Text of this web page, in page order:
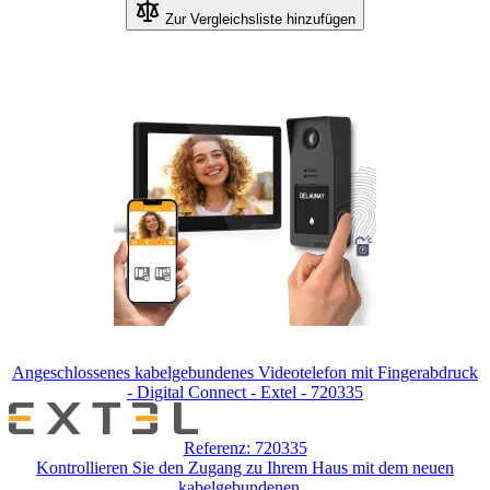
Zur Vergleichsliste hinzufügen
Angeschlossenes kabelgebundenes Videotelefon mit Fingerabdruck
- Digital Connect - Extel - 720335
Referenz: 720335
Kontrollieren Sie den Zugang zu Ihrem Haus mit dem neuen